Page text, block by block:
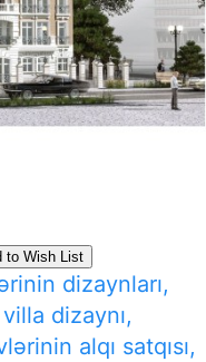
to Wish List
dizaynları,
dizaynı,
alqı satqısı,